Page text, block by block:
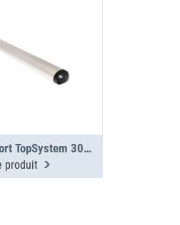
Tube de transport TopSystem 3000 mm 2 sections
produit